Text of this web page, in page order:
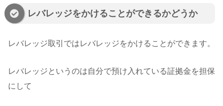
レバレッジをかけることができるかどうか
レバレッジ取引ではレバレッジをかけることができます。
レバレッジというのは自分で預け入れている証拠金を担保
にして